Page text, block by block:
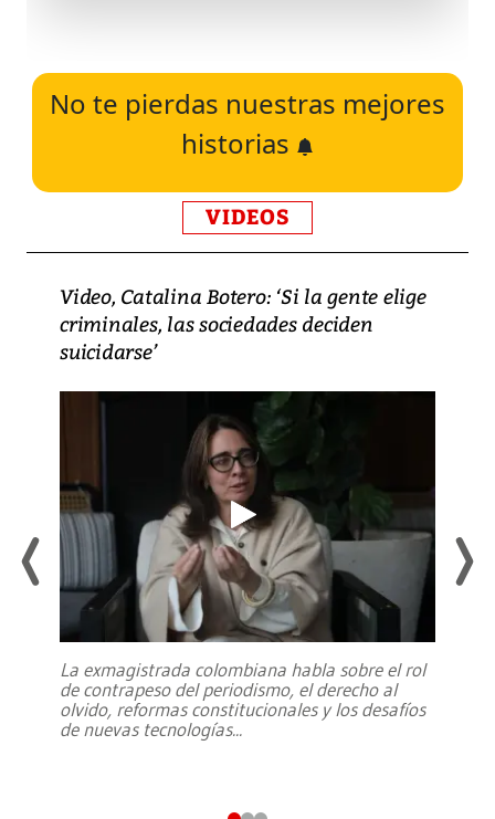
No te pierdas nuestras mejores
historias
VIDEOS
Video, Catalina Botero: ‘Si la gente elige
criminales, las sociedades deciden
suicidarse’
La exmagistrada colombiana habla sobre el rol
de contrapeso del periodismo, el derecho al
olvido, reformas constitucionales y los desafíos
de nuevas tecnologías...